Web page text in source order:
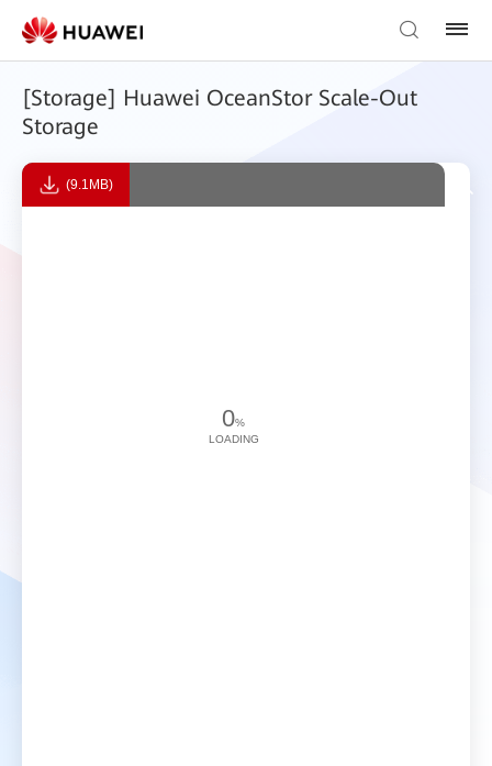
[Storage] Huawei OceanStor Scale-Out
Storage
(9.1MB)
0%
LOADING